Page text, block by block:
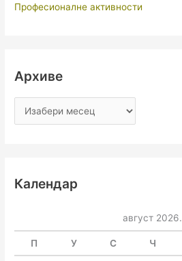
Професионалне активности
Архиве
Календар
август 2026.
П У С Ч